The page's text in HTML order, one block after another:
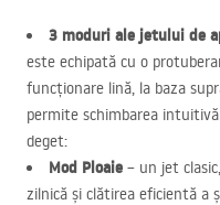
3 moduri ale jetului de
este echipată cu o
funcționare lină, la baza
permite schimbarea
deget:
Mod Ploaie – un jet
zilnică și clătirea eficientă a